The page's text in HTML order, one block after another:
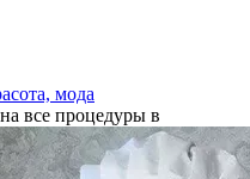
мода
все процедуры в